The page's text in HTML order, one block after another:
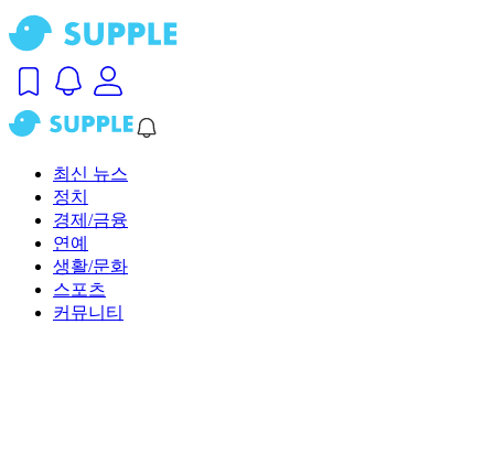
최신 뉴스
정치
경제/금융
연예
생활/문화
스포츠
커뮤니티